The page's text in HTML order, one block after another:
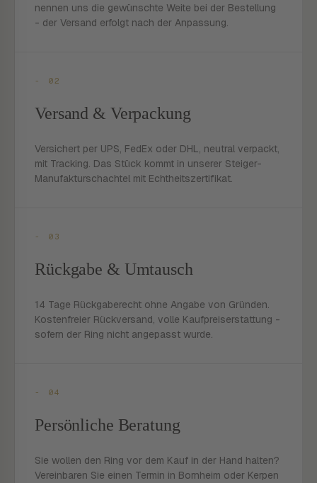
nennen uns die gewünschte Weite bei der Bestellung
- der Versand erfolgt nach der Anpassung.
- 02
Versand & Verpackung
Versichert per UPS, FedEx oder DHL, neutral verpackt,
mit Tracking. Das Stück kommt in unserer Steiger-
Manufakturschachtel mit Echtheitszertifikat.
- 03
Rückgabe & Umtausch
14 Tage Rückgaberecht ohne Angabe von Gründen.
Kostenfreier Rückversand, volle Kaufpreiserstattung -
sofern der Ring nicht angepasst wurde.
- 04
Persönliche Beratung
Sie wollen den Ring vor dem Kauf in der Hand halten?
Vereinbaren Sie einen Termin in Bornheim oder Kerpen